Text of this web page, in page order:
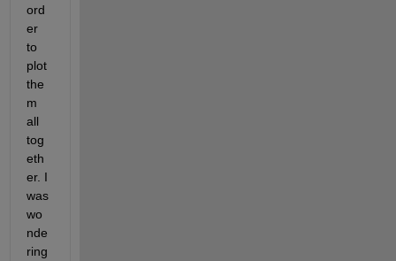
ord
er
to
plot
the
m
all
tog
eth
er. I
was
wo
nde
ring